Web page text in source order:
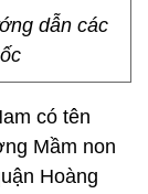
dẫn các
có tên
Mầm non
Hoàng